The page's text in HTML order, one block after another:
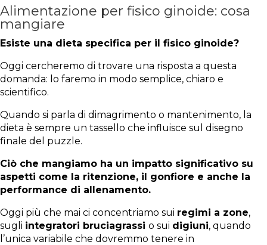
Alimentazione per fisico ginoide: cosa
mangiare
Esiste una dieta specifica per il fisico ginoide?
Oggi cercheremo di trovare una risposta a questa
domanda: lo faremo in modo semplice, chiaro e
scientifico.
Quando si parla di dimagrimento o mantenimento, la
dieta è sempre un tassello che influisce sul disegno
finale del puzzle.
Ciò che mangiamo ha un impatto significativo su
aspetti come la ritenzione, il gonfiore e anche la
performance di allenamento.
Oggi più che mai ci concentriamo sui regimi a zone,
sugli integratori bruciagrassi o sui digiuni, quando
l’unica variabile che dovremmo tenere in